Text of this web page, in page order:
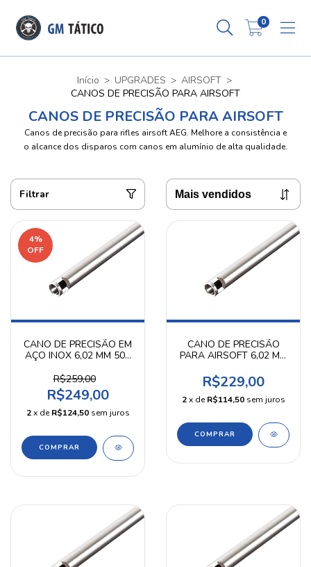
0
Início > UPGRADES > AIRSOFT >
CANOS DE PRECISÃO PARA AIRSOFT
CANOS DE PRECISÃO PARA AIRSOFT
Canos de precisão para rifles airsoft AEG. Melhore a consistência e
o alcance dos disparos com canos em alumínio de alta qualidade.
Filtrar
4%
OFF
CANO DE PRECISÃO EM
AÇO INOX 6,02 MM 509
R$259,00
R$249,00
2 x deR$124,50 sem juros
CANO DE PRECISÃO
PARA AIRSOFT 6,02 MM
SHOT
R$229,00
2 x deR$114,50 sem juros